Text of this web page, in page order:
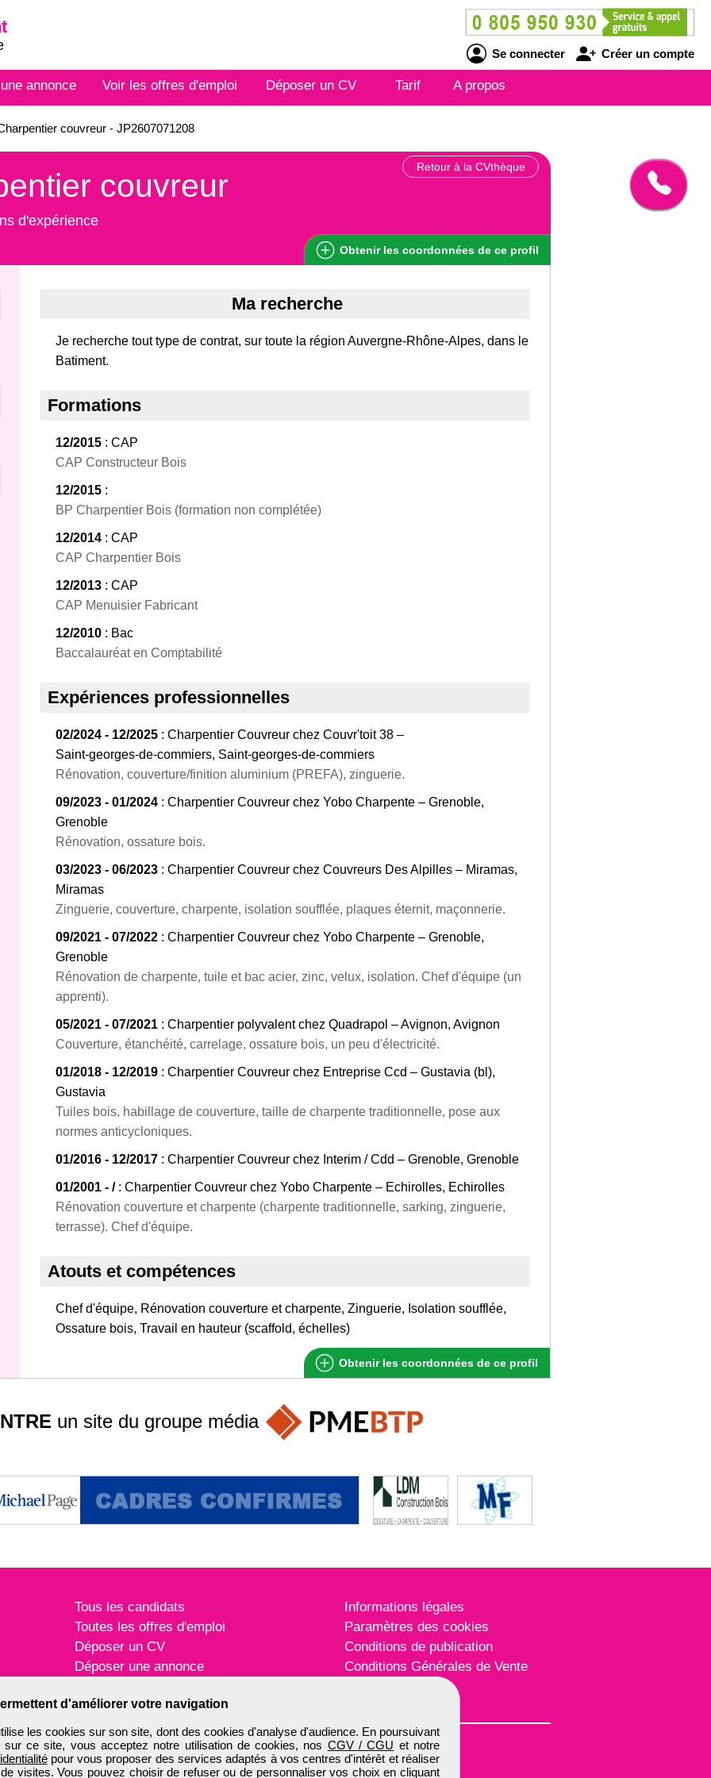
Se connecter Créer un compte
annonce Voir les offres d'emploi Déposer un CV Tarif A propos
couvreur - JP2607071208
Retour à la CVthèque
couvreur
d'expérience
Obtenir les coordonnées de ce profil
Ma recherche
Je recherche tout type de contrat, sur toute la région Auvergne-Rhône-Alpes, dans le
Batiment.
Formations
12/2015 : CAP
CAP Constructeur Bois
12/2015 :
BP Charpentier Bois (formation non complétée)
12/2014 : CAP
CAP Charpentier Bois
12/2013 : CAP
CAP Menuisier Fabricant
12/2010 : Bac
Baccalauréat en Comptabilité
Expériences professionnelles
02/2024 - 12/2025 : Charpentier Couvreur chez Couvr'toit 38 –
Saint‑georges‑de‑commiers, Saint‑georges‑de‑commiers
Rénovation, couverture/finition aluminium (PREFA), zinguerie.
09/2023 - 01/2024 : Charpentier Couvreur chez Yobo Charpente – Grenoble,
Grenoble
Rénovation, ossature bois.
03/2023 - 06/2023 : Charpentier Couvreur chez Couvreurs Des Alpilles – Miramas,
Miramas
Zinguerie, couverture, charpente, isolation soufflée, plaques éternit, maçonnerie.
09/2021 - 07/2022 : Charpentier Couvreur chez Yobo Charpente – Grenoble,
Grenoble
Rénovation de charpente, tuile et bac acier, zinc, velux, isolation. Chef d'équipe (un
apprenti).
05/2021 - 07/2021 : Charpentier polyvalent chez Quadrapol – Avignon, Avignon
Couverture, étanchéité, carrelage, ossature bois, un peu d'électricité.
01/2018 - 12/2019 : Charpentier Couvreur chez Entreprise Ccd – Gustavia (bl),
Gustavia
Tuiles bois, habillage de couverture, taille de charpente traditionnelle, pose aux
normes anticycloniques.
01/2016 - 12/2017 : Charpentier Couvreur chez Interim / Cdd – Grenoble, Grenoble
01/2001 - /: Charpentier Couvreur chez Yobo Charpente – Echirolles, Echirolles
Rénovation couverture et charpente (charpente traditionnelle, sarking, zinguerie,
terrasse). Chef d'équipe.
Atouts et compétences
Chef d'équipe, Rénovation couverture et charpente, Zinguerie, Isolation soufflée,
Ossature bois, Travail en hauteur (scaffold, échelles)
Obtenir les coordonnées de ce profil
d'améliorer votre navigation
les cookies sur son site, dont des cookies d'analyse d'audience. En poursuivant
sur ce site, vous acceptez notre utilisation de cookies, nos CGV / CGU et notre
pour vous proposer des services adaptés à vos centres d'intérêt et réaliser
visites. Vous pouvez choisir de refuser ou de personnaliser vos choix en cliquant
un site du groupe média
Tous les candidats
Toutes les offres d'emploi
Déposer un CV
Déposer une annonce
Informations légales
Paramètres des cookies
Conditions de publication
Conditions Générales de Vente